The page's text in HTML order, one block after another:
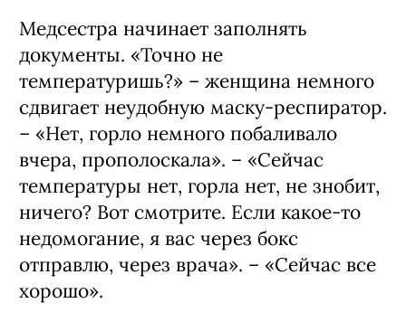
Медсестра начинает заполнять
документы. «Точно не
температуришь?» – женщина немного
сдвигает неудобную маску-респиратор.
– «Нет, горло немного побаливало
вчера, прополоскала». – «Сейчас
температуры нет, горла нет, не знобит,
ничего? Вот смотрите. Если какое-то
недомогание, я вас через бокс
отправлю, через врача». – «Сейчас все
хорошо».